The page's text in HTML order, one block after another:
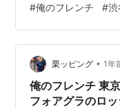
へ。 予約なしで入
ャンパン」 2杯ずつ
カリフラワーのム
た。 シャンパンの
2杯では飲み足らず
ムを…
#俺のフレンチ #渋
栗ッピング • 1年
俺のフレンチ 東
フォアグラのロ